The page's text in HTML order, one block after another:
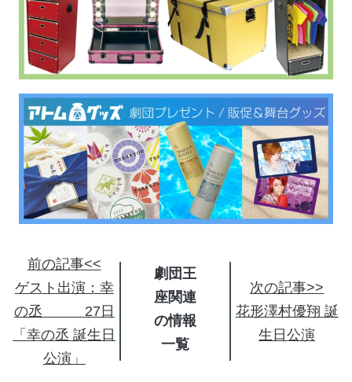
前の記事<<
ゲスト出演：幸
の丞 27日
「幸の丞 誕生日
公演」
劇団王
座関連
の情報
次の記事>>
花形澤村優翔 誕
生日公演